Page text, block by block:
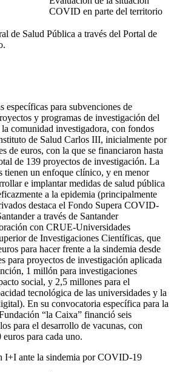
COVID en parte del territorio
de Salud Pública a través del Portal de
específicas para subvenciones de
y programas de investigación del
comunidad investigadora, con fondos
de Salud Carlos III, inicialmente por
de euros, con la que se financiaron hasta
de 139 proyectos de investigación. La
tienen un enfoque clínico, y en menor
e implantar medidas de salud pública
a la epidemia (principalmente
destaca el Fondo Supera COVID-
a través de Santander
con CRUE-Universidades
de Investigaciones Científicas, que
para hacer frente a la sindemia desde
para proyectos de investigación aplicada
1 millón para investigaciones
social, y 2,5 millones para el
tecnológica de las universidades y la
En su convocatoria específica para la
“la Caixa” financió seis
para el desarrollo de vacunas, con
para cada uno.
I+I ante la sindemia por COVID-19